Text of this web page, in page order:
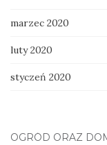
marzec 2020
luty 2020
styczeń 2020
OGRÓD ORAZ